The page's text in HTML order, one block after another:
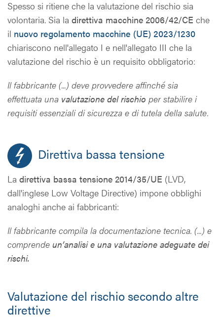
Spesso si ritiene che la valutazione del rischio sia
volontaria. Sia la direttiva macchine 2006/42/CE che
il nuovo regolamento macchine (UE) 2023/1230
chiariscono nell'allegato I e nell'allegato III che la
valutazione del rischio è un requisito obbligatorio:
Il fabbricante (...) deve provvedere affinché sia
effettuata una valutazione del rischio per stabilire i
requisiti essenziali di sicurezza e di tutela della salute.
Direttiva bassa tensione
La direttiva bassa tensione 2014/35/UE (LVD,
dall'inglese Low Voltage Directive) impone obblighi
analoghi anche ai fabbricanti:
Il fabbricante compila la documentazione tecnica. (...) e
comprende un’analisi e una valutazione adeguate dei
rischi.
Valutazione del rischio secondo altre
direttive